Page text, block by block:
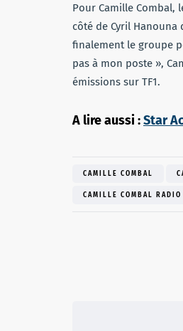
Pour Camille Combal,
côté de Cyril Hanouna
finalement le groupe
pas à mon poste »,
émissions sur TF1.
A lire aussi :Star
CAMILLE COMBAL
CAMILLE COMBAL RADIO